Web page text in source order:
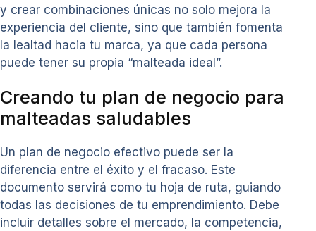
y crear combinaciones únicas no solo mejora la
experiencia del cliente, sino que también fomenta
la lealtad hacia tu marca, ya que cada persona
puede tener su propia “malteada ideal”.
Creando tu plan de negocio para
malteadas saludables
Un plan de negocio efectivo puede ser la
diferencia entre el éxito y el fracaso. Este
documento servirá como tu hoja de ruta, guiando
todas las decisiones de tu emprendimiento. Debe
incluir detalles sobre el mercado, la competencia,